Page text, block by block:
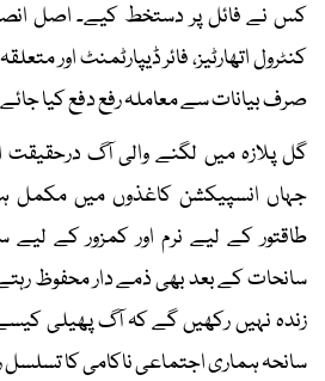
کس نے فائل پر دستخط کیے۔ اصل
کنٹرول اتھارٹیز، فائر ڈیپارٹمنٹ اور
صرف بیانات سے معاملہ رفع دفع کیا
گل پلازہ میں لگنے والی آگ درحقیقت
جہاں انسپیکشن کاغذوں میں مکمل
طاقتور کے لیے نرم اور کمزور کے
سانحات کے بعد بھی ذمے دار محفوظ
زندہ نہیں رکھیں گے کہ آگ پھیلی
سانحہ ہماری اجتماعی ناکامی کا تسلسل